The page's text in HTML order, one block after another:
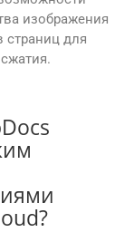
изображения
страниц для